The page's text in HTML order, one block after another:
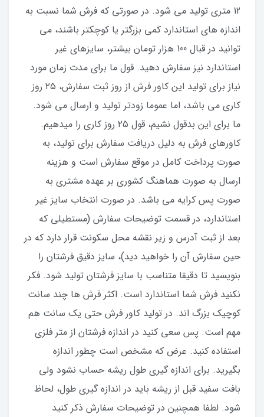
12 متری تولید می شود. در صورتی که فرش شما نسبت به
اندازه های استاندارد کمی بزرگتر یا کوچکتر باشند، می
توانید در قبال 100 هزار تومان بیشتر، سایزهای غیر
استاندارد نیز سفارش دهید. قول ما برای مدت زمان مورد
نیاز برای تولید این کاور فرش از روز ثبت سفارش، ۲۵ روز
کاری می باشد، اما عموما زودتر تولید و ارسال می شود.
ما برای این بدقول نشیم، قول ۲۵ روز کاری را میدهیم.
کاورهای فرش به دلیل دریافت سفارش برای تولید، به
صورت پرداخت کامل در موقع سفارش است و هزینه
ارسال به صورت هماهنگ کشوری بر عهده مشتری به
صورت پس کرایه می باشد. در صورت انتخاب سایز غیر
استاندارد، در قسمت توضیحات سفارش (مستطیلی که
بعد از ثبت آدرس و زیر نقشه محل سکونت قرار دارد که در
حین سفارش آن را خواهید دید)، سایز دقیق فرشتان را
بنویسید تا دقیقا متناسب با سایز فرشتان تولید شود. فکر
نکنید فرش شما استاندارد است. اکثر فرش ها چند سانت
کوچیک بزرگ اند. در تولید کاور فرش حتی یک سانت هم
مهم است. پس سعی کنید در اندازه فرشتان از متر فلزی
استفاده کنید‌. عرض که مشخص است چطور اندازه
بگیرید. برای اندازه گیری طول ریشه حساب نشود ولی
بافت سفید قبل از ریشه باید در اندازه گیری طول، لحاظ
شود. لطفا همچنین در توضیحات سفارش ذکر کنید